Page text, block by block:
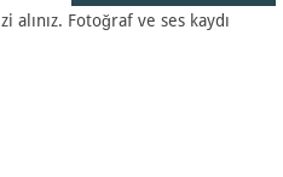
alınız. Fotoğraf ve ses kaydı